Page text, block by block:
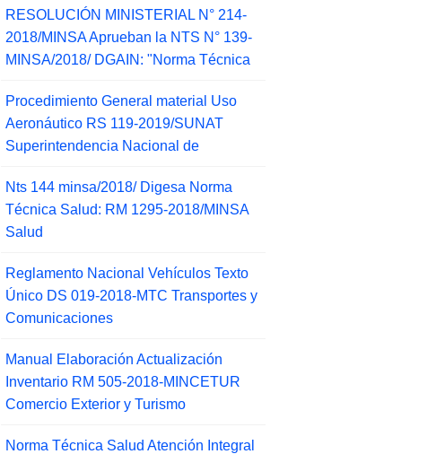
RESOLUCIÓN MINISTERIAL N° 214-
2018/MINSA Aprueban la NTS N° 139-
MINSA/2018/ DGAIN: "Norma Técnica
Procedimiento General material Uso
Aeronáutico RS 119-2019/SUNAT
Superintendencia Nacional de
Nts 144 minsa/2018/ Digesa Norma
Técnica Salud: RM 1295-2018/MINSA
Salud
Reglamento Nacional Vehículos Texto
Único DS 019-2018-MTC Transportes y
Comunicaciones
Manual Elaboración Actualización
Inventario RM 505-2018-MINCETUR
Comercio Exterior y Turismo
Norma Técnica Salud Atención Integral